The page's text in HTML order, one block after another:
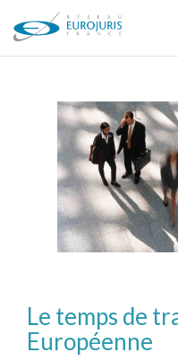
Le temps de
Européenne